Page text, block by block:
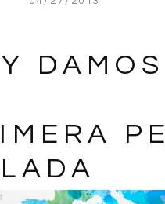
DAMOS
PE